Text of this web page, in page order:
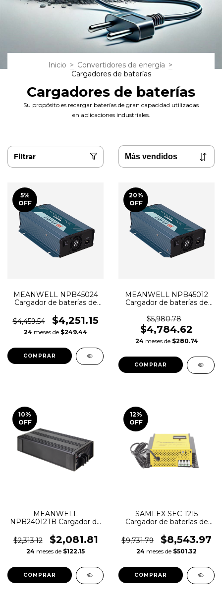
Inicio > Convertidores de energía >
Cargadores de baterías
Cargadores de baterías
Su propósito es recargar baterías de gran capacidad utilizadas
en aplicaciones industriales.
Filtrar
5%
OFF
MEANWELL NPB45024
Cargador de baterías de
$4,459.54
$4,251.15
24 meses de $249.44
20%
OFF
MEANWELL NPB45012
Cargador de baterías de
$5,980.78
$4,784.62
24 meses de $280.74
10%
OFF
MEANWELL
NPB24012TB Cargador de
$2,313.12
$2,081.81
24 meses de $122.15
12%
OFF
SAMLEX SEC-1215
Cargador de baterías de
$9,731.79
$8,543.97
24 meses de $501.32